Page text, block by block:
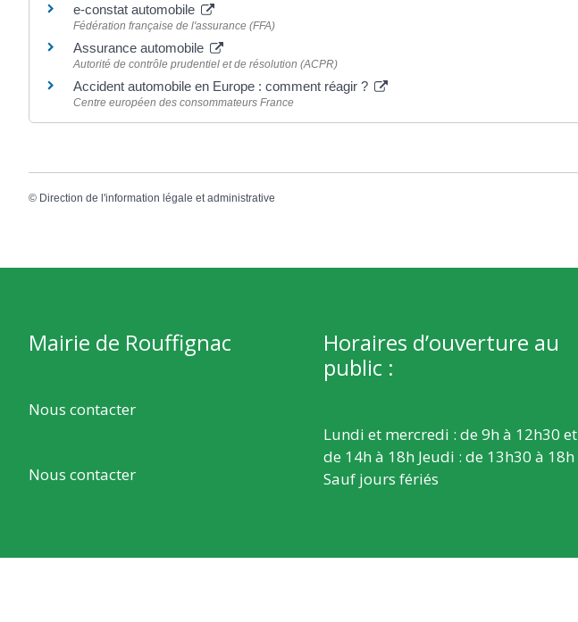
e-constat automobile
Fédération française de l'assurance (FFA)
Assurance automobile
Autorité de contrôle prudentiel et de résolution (ACPR)
Accident automobile en Europe : comment réagir ?
Centre européen des consommateurs France
© Direction de l'information légale et administrative
Mairie de Rouffignac
Nous contacter
Nous contacter
Horaires d’ouverture au
public :
Lundi et mercredi : de 9h à 12h30 et
de 14h à 18h Jeudi : de 13h30 à 18h
Sauf jours fériés